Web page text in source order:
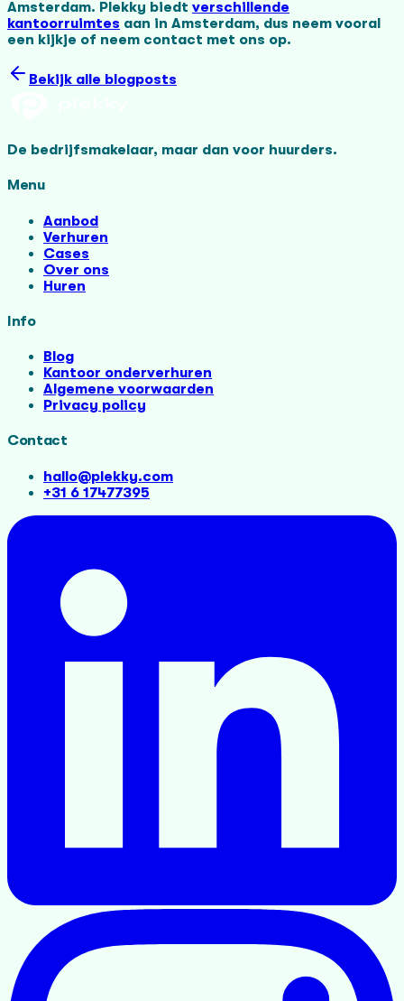
Amsterdam. Plekky biedt verschillende
kantoorruimtes aan in Amsterdam, dus neem vooral
een kijkje of neem contact met ons op.
Bekijk alle blogposts
De bedrijfsmakelaar, maar dan voor huurders.
Menu
Aanbod
Verhuren
Cases
Over ons
Huren
Info
Blog
Kantoor onderverhuren
Algemene voorwaarden
Privacy policy
Contact
hallo@plekky.com
+31 6 17477395